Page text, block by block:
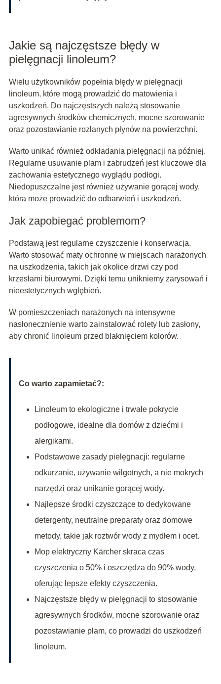
Jakie są najczęstsze błędy w
pielęgnacji linoleum?
Wielu użytkowników popełnia błędy w pielęgnacji
linoleum, które mogą prowadzić do matowienia i
uszkodzeń. Do najczęstszych należą stosowanie
agresywnych środków chemicznych, mocne szorowanie
oraz pozostawianie rozlanych płynów na powierzchni.
Warto unikać również odkładania pielęgnacji na później.
Regularne usuwanie plam i zabrudzeń jest kluczowe dla
zachowania estetycznego wyglądu podłogi.
Niedopuszczalne jest również używanie gorącej wody,
która może prowadzić do odbarwień i uszkodzeń.
Jak zapobiegać problemom?
Podstawą jest regularne czyszczenie i konserwacja.
Warto stosować maty ochronne w miejscach narażonych
na uszkodzenia, takich jak okolice drzwi czy pod
krzesłami biurowymi. Dzięki temu unikniemy zarysowań i
nieestetycznych wgłębień.
W pomieszczeniach narażonych na intensywne
nasłonecznienie warto zainstalować rolety lub zasłony,
aby chronić linoleum przed blaknięciem kolorów.
Co warto zapamietać?:
Linoleum to ekologiczne i trwałe pokrycie
podłogowe, idealne dla domów z dziećmi i
alergikami.
Podstawowe zasady pielęgnacji: regularne
odkurzanie, używanie wilgotnych, a nie mokrych
narzędzi oraz unikanie gorącej wody.
Najlepsze środki czyszczące to dedykowane
detergenty, neutralne preparaty oraz domowe
metody, takie jak roztwór wody z mydłem i ocet.
Mop elektryczny Kärcher skraca czas
czyszczenia o 50% i oszczędza do 90% wody,
oferując lepsze efekty czyszczenia.
Najczęstsze błędy w pielęgnacji to stosowanie
agresywnych środków, mocne szorowanie oraz
pozostawianie plam, co prowadzi do uszkodzeń
linoleum.